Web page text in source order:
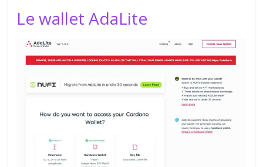
Le wallet AdaLite